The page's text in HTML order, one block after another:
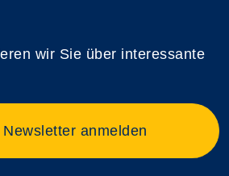
wir Sie über interessante
anmelden